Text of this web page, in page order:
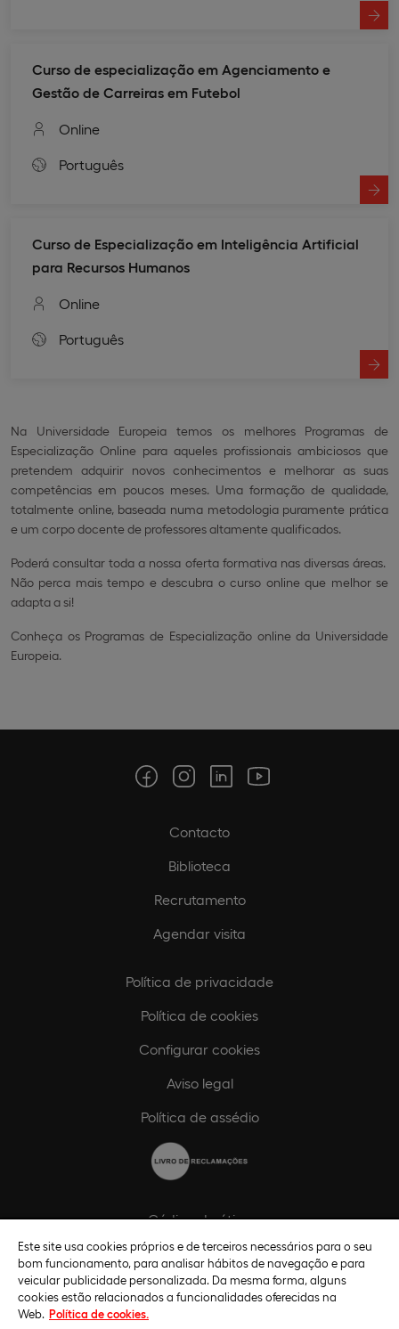
Curso de especialização em Agenciamento e
Gestão de Carreiras em Futebol
Online
Português
Curso de Especialização em Inteligência Artificial
para Recursos Humanos
Online
Português
Na Universidade Europeia temos os melhores Programas de
Especialização Online para aqueles profissionais ambiciosos que
pretendem adquirir novos conhecimentos e melhorar as suas
competências em poucos meses. Uma formação de qualidade,
totalmente online, baseada numa metodologia puramente prática
e um corpo docente de professores altamente qualificados. ​
Poderá consultar toda a nossa oferta formativa nas diversas áreas.
Não perca mais tempo e descubra o curso online que melhor se
adapta a si!​
Conheça os Programas de Especialização online da Universidade
Europeia.
Contacto
Biblioteca
Recrutamento
Agendar visita
Política de privacidade
Política de cookies
Configurar cookies
Aviso legal
Política de assédio
Código de ética
Política de compliance
Canal de compliance
Plano de Igualdade de Género
Este site usa cookies próprios e de terceiros necessários para o seu
bom funcionamento, para analisar hábitos de navegação e para
veicular publicidade personalizada. Da mesma forma, alguns
cookies estão relacionados a funcionalidades oferecidas na
Web. Política de cookies.